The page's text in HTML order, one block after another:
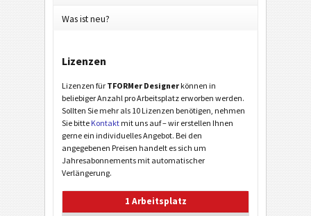
Was ist neu?
Lizenzen
Lizenzen für TFORMer Designer können in
beliebiger Anzahl pro Arbeitsplatz erworben werden.
Sollten Sie mehr als 10 Lizenzen benötigen, nehmen
Sie bitte Kontakt mit uns auf – wir erstellen Ihnen
gerne ein individuelles Angebot. Bei den
angegebenen Preisen handelt es sich um
Jahresabonnements mit automatischer
Verlängerung.
1 Arbeitsplatz